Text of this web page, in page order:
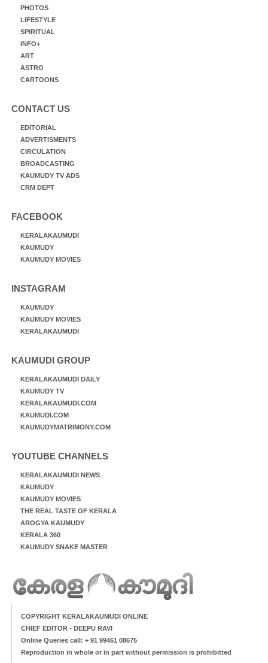
PHOTOS
LIFESTYLE
SPIRITUAL
INFO+
ART
ASTRO
CARTOONS
CONTACT US
EDITORIAL
ADVERTISMENTS
CIRCULATION
BROADCASTING
KAUMUDY TV ADS
CRM DEPT
FACEBOOK
KERALAKAUMUDI
KAUMUDY
KAUMUDY MOVIES
INSTAGRAM
KAUMUDY
KAUMUDY MOVIES
KERALAKAUMUDI
KAUMUDI GROUP
KERALAKAUMUDI DAILY
KAUMUDY TV
KERALAKAUMUDI.COM
KAUMUDI.COM
KAUMUDYMATRIMONY.COM
YOUTUBE CHANNELS
KERALAKAUMUDI NEWS
KAUMUDY
KAUMUDY MOVIES
THE REAL TASTE OF KERALA
AROGYA KAUMUDY
KERALA 360
KAUMUDY SNAKE MASTER
COPYRIGHT KERALAKAUMUDI ONLINE
CHIEF EDITOR - DEEPU RAVI
Online Queries call: + 91 99461 08675
Reproduction in whole or in part without permission is prohibitted